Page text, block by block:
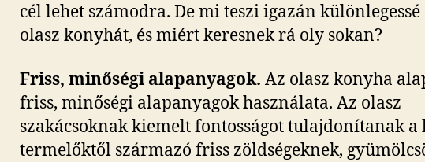
cél lehet számodra. De mi teszi igazán különlegessé
olasz konyhát, és miért keresnek rá oly sokan?
Friss, minőségi alapanyagok. Az olasz konyha
friss, minőségi alapanyagok használata. Az olasz
szakácsoknak kiemelt fontosságot tulajdonítanak a
termelőktől származó friss zöldségeknek,